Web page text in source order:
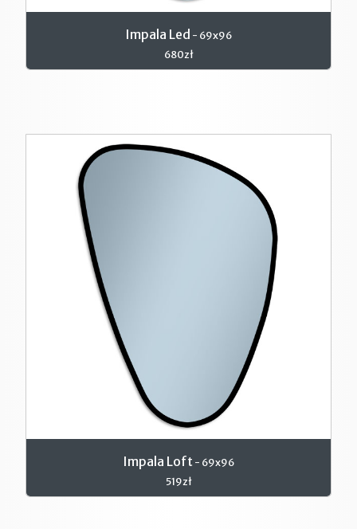
Impala Led - 69x96
680zł
Impala Loft - 69x96
519zł